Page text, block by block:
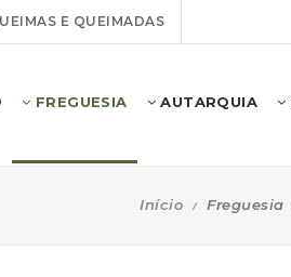
E QUEIMADAS
FREGUESIA AUTARQUIA
Início Freguesia